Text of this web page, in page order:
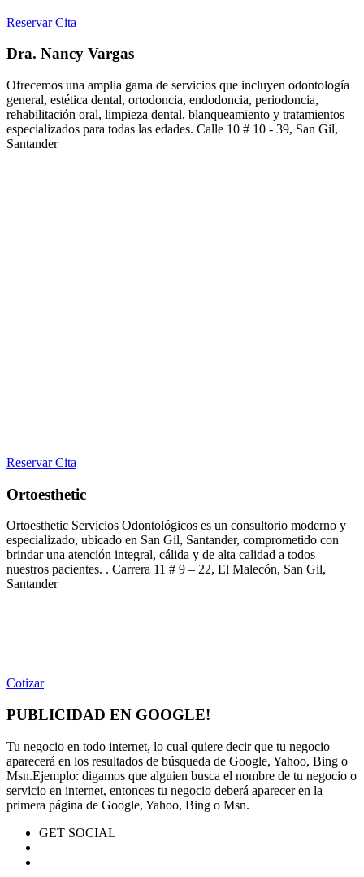
Reservar Cita
Dra. Nancy Vargas
Ofrecemos una amplia gama de servicios que incluyen odontología
general, estética dental, ortodoncia, endodoncia, periodoncia,
rehabilitación oral, limpieza dental, blanqueamiento y tratamientos
especializados para todas las edades. Calle 10 # 10 - 39, San Gil,
Santander
Reservar Cita
Ortoesthetic
Ortoesthetic Servicios Odontológicos es un consultorio moderno y
especializado, ubicado en San Gil, Santander, comprometido con
brindar una atención integral, cálida y de alta calidad a todos
nuestros pacientes. . Carrera 11 # 9 – 22, El Malecón, San Gil,
Santander
Cotizar
PUBLICIDAD EN GOOGLE!
Tu negocio en todo internet, lo cual quiere decir que tu negocio
aparecerá en los resultados de búsqueda de Google, Yahoo, Bing o
Msn.Ejemplo: digamos que alguien busca el nombre de tu negocio o
servicio en internet, entonces tu negocio deberá aparecer en la
primera página de Google, Yahoo, Bing o Msn.
GET SOCIAL